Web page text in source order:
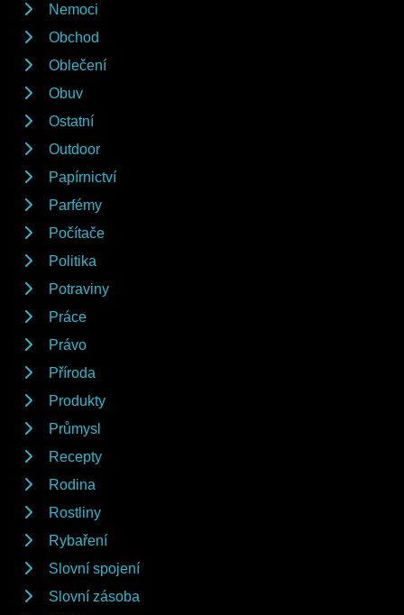
Nemoci
Obchod
Oblečení
Obuv
Ostatní
Outdoor
Papírnictví
Parfémy
Počítače
Politika
Potraviny
Práce
Právo
Příroda
Produkty
Průmysl
Recepty
Rodina
Rostliny
Rybaření
Slovní spojení
Slovní zásoba